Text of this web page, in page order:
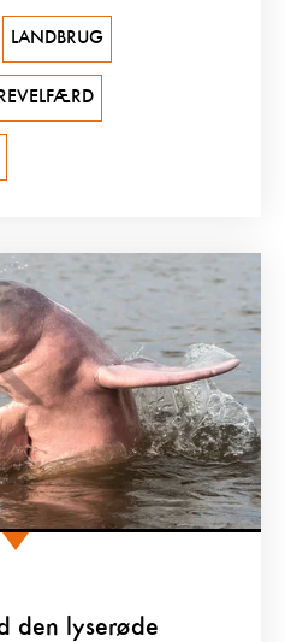
LANDBRUG
den lyserøde